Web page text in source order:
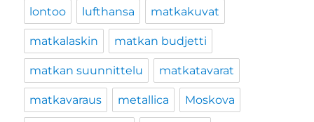
lontoo lufthansa matkakuvat
matkalaskin matkan budjetti
matkan suunnittelu matkatavarat
matkavaraus metallica Moskova